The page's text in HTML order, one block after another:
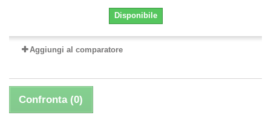
Disponibile
Aggiungi al comparatore
Confronta (0)